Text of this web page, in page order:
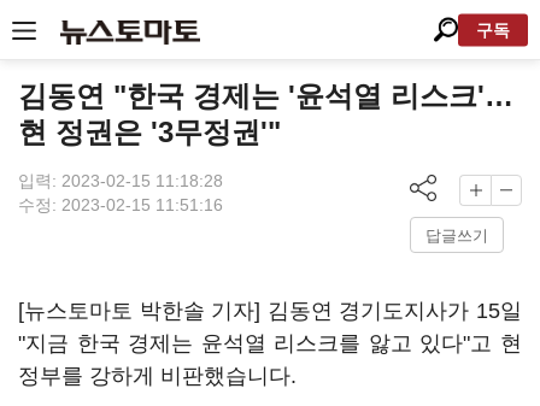
구독
김동연 "한국 경제는 '윤석열 리스크'…
현 정권은 '3무정권'"
입력: 2023-02-15 11:18:28
수정: 2023-02-15 11:51:16
답글쓰기
[뉴스토마토 박한솔 기자] 김동연 경기도지사가 15일
"지금 한국 경제는 윤석열 리스크를 앓고 있다"고 현
정부를 강하게 비판했습니다.